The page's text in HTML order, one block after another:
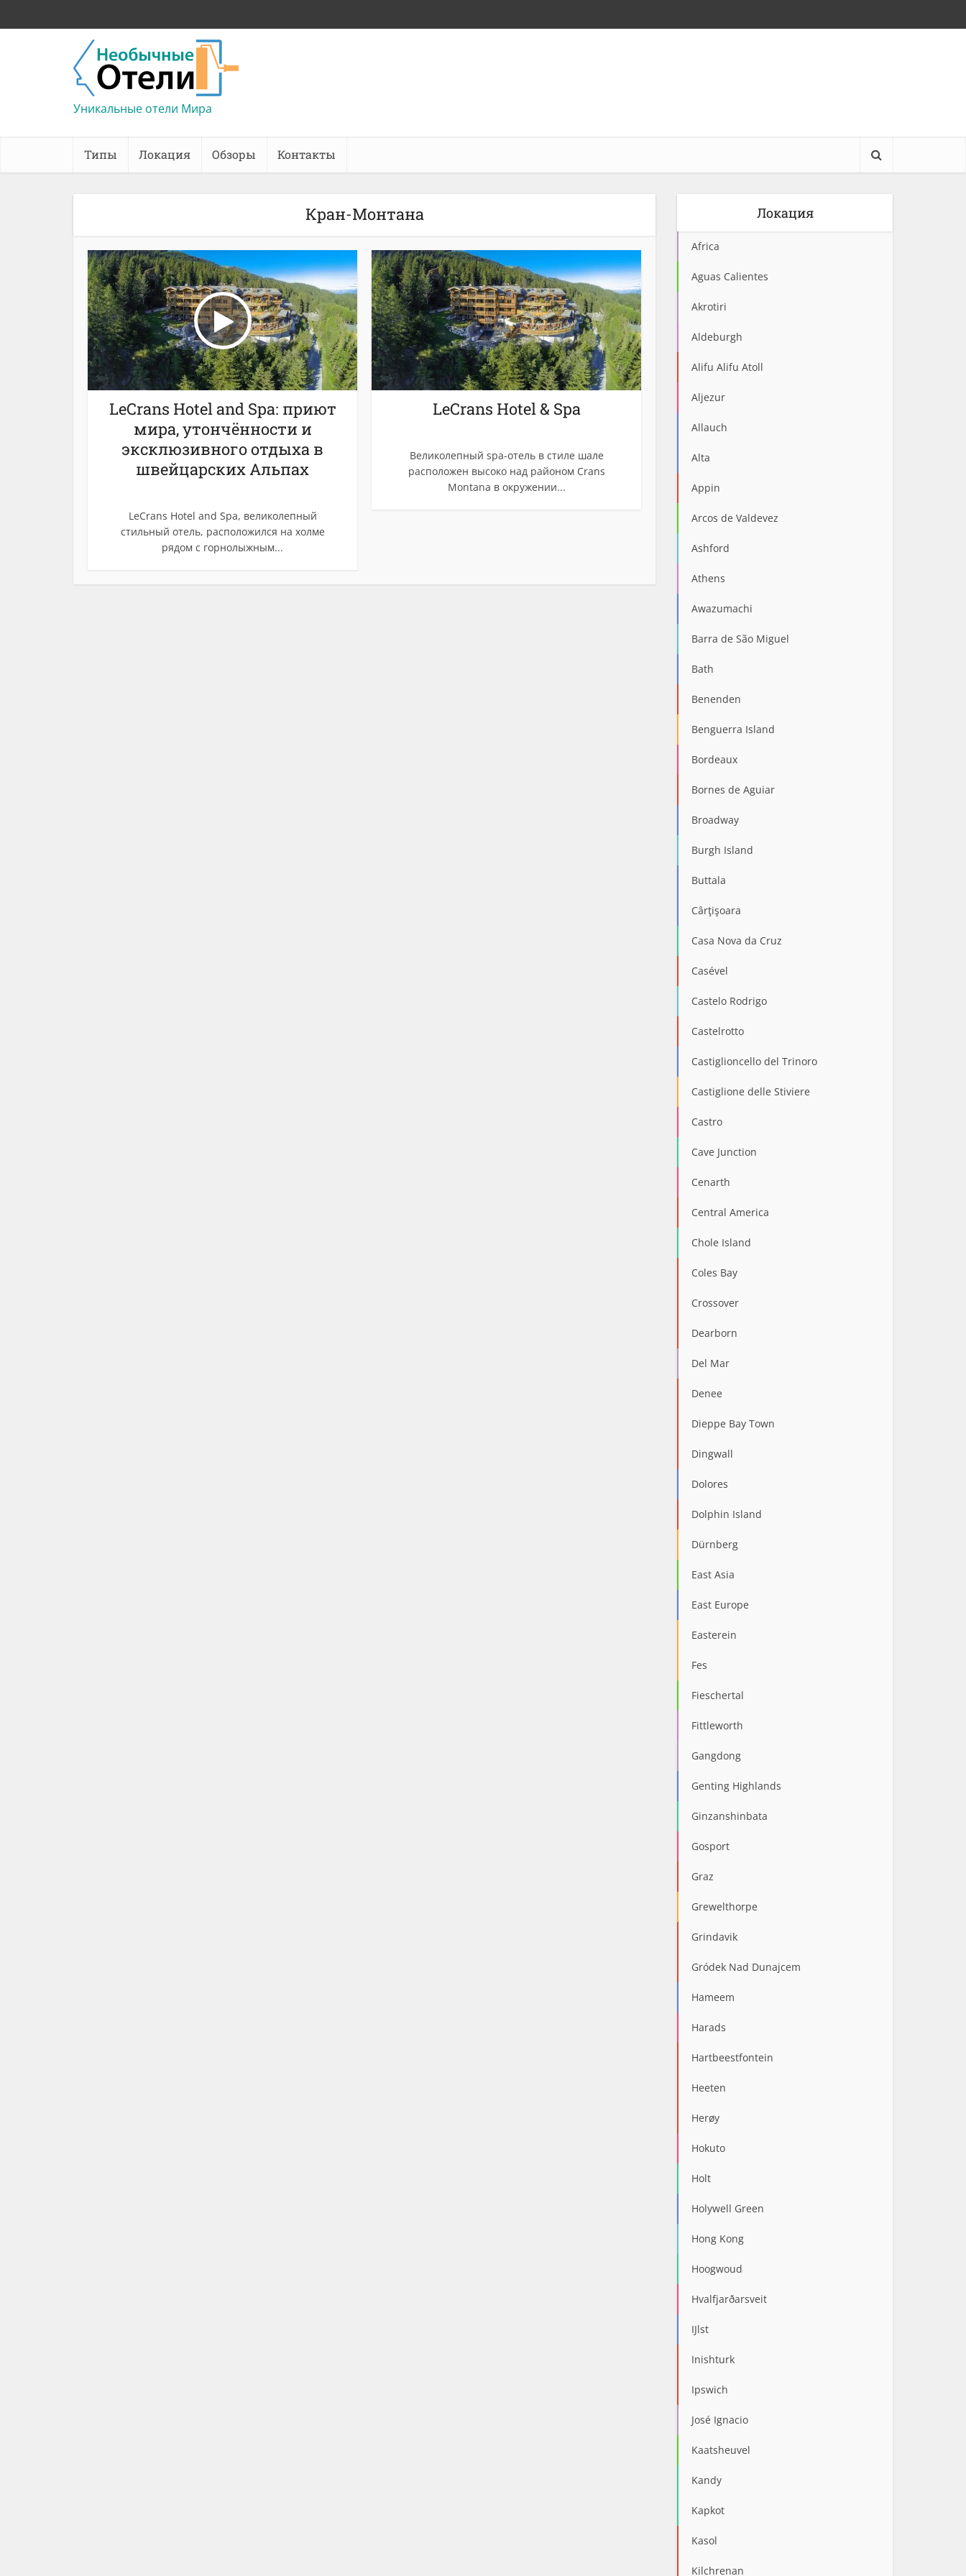
Уникальные отели Мира
Типы Локация Обзоры Контакты
Кран-Монтана
LeСrans Hotel and Spa: приют
мира, утончённости и
эксклюзивного отдыха в
швейцарских Альпах
LeСrans Hotel and Spa, великолепный
стильный отель, расположился на холме
рядом с горнолыжным...
LeCrans Hotel & Spa
Великолепный spa-отель в стиле шале
расположен высоко над районом Crans
Montana в окружении...
Локация
Africa
Aguas Calientes
Akrotiri
Aldeburgh
Alifu Alifu Atoll
Aljezur
Allauch
Alta
Appin
Arcos de Valdevez
Ashford
Athens
Awazumachi
Barra de São Miguel
Bath
Benenden
Benguerra Island
Bordeaux
Bornes de Aguiar
Broadway
Burgh Island
Buttala
Cârţişoara
Casa Nova da Cruz
Casével
Castelo Rodrigo
Castelrotto
Castiglioncello del Trinoro
Castiglione delle Stiviere
Castro
Cave Junction
Cenarth
Central America
Chole Island
Coles Bay
Crossover
Dearborn
Del Mar
Denee
Dieppe Bay Town
Dingwall
Dolores
Dolphin Island
Dürnberg
East Asia
East Europe
Easterein
Fes
Fieschertal
Fittleworth
Gangdong
Genting Highlands
Ginzanshinbata
Gosport
Graz
Grewelthorpe
Grindavik
Gródek Nad Dunajcem
Hameem
Harads
Hartbeestfontein
Heeten
Herøy
Hokuto
Holt
Holywell Green
Hong Kong
Hoogwoud
Hvalfjarðarsveit
IJlst
Inishturk
Ipswich
José Ignacio
Kaatsheuvel
Kandy
Kapkot
Kasol
Kilchrenan